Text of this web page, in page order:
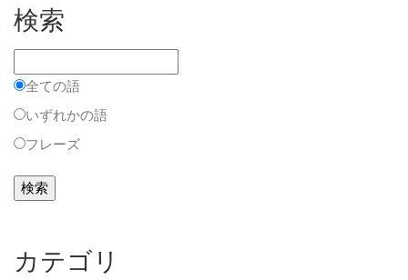
検索
全ての語
いずれかの語
フレーズ
カテゴリ